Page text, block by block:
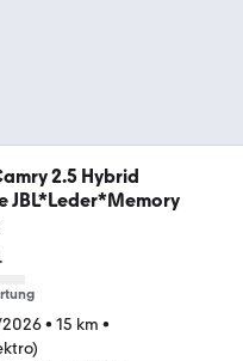
2.5 Hybrid
JBL*Leder*Memory
• 15 km •